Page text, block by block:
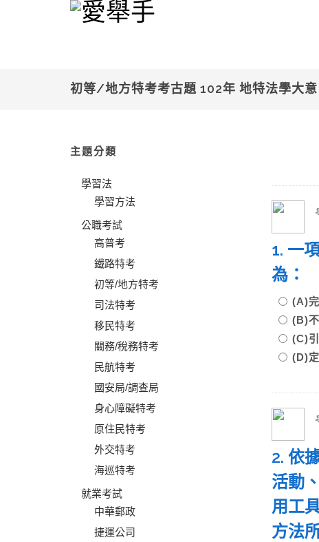
初等/地方特考考古題 102年 地特法學大意
主題分類
學習法
學習方法
公職考試
高普考
鐵路特考
初等/地方特考
司法特考
移民特考
關務/稅務特考
民航特考
國安局/調查局
身心障礙特考
原住民特考
外交特考
海巡特考
就業考試
中華郵政
捷運公司
1. 一
為：
(A)
(B)
(C)
(D)
2. 依
活動
用工
方法